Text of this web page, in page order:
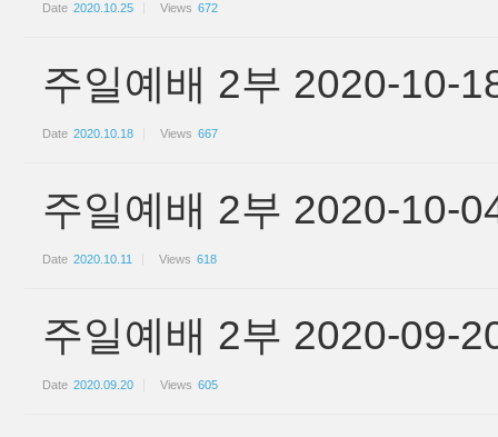
Date 2020.10.25 Views 672
주일예배 2부 2020-10-
Date 2020.10.18 Views 667
주일예배 2부 2020-10-
Date 2020.10.11 Views 618
주일예배 2부 2020-09-
Date 2020.09.20 Views 605